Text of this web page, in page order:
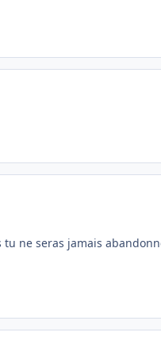
ne seras jamais